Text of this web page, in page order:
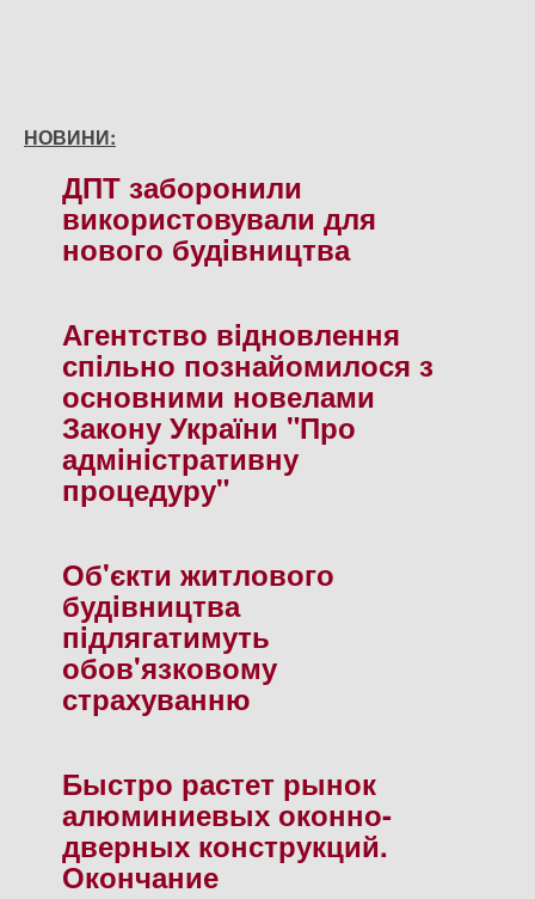
НОВИНИ:
ДПТ заборонили
використовували для
нового будiвництва
Агентство вiдновлення
спiльно познайомилося з
основними новелами
Закону України "Про
адмiнiстративну
процедуру"
Об'єкти житлового
будiвництва
пiдлягатимуть
обов'язковому
страхуванню
Быстро растет рынок
алюминиевых оконно-
дверных конструкций.
Окончание